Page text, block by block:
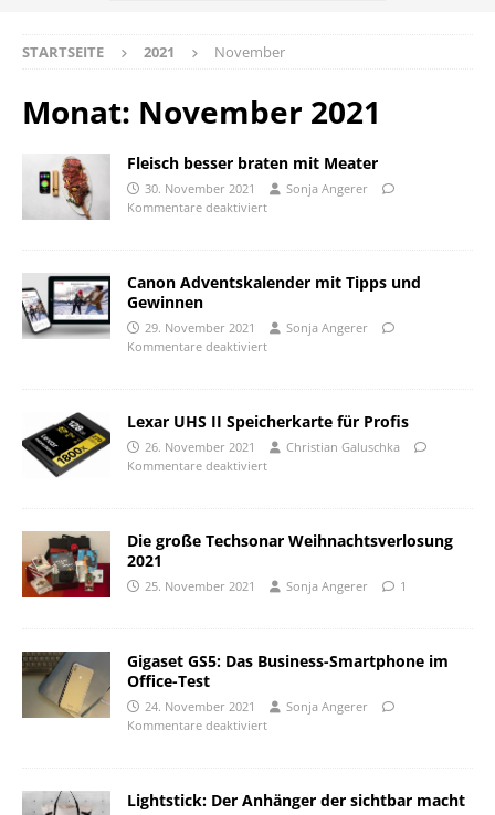
STARTSEITE 2021 November
Monat: November 2021
Fleisch besser braten mit Meater
30. November 2021
Sonja Angerer
Kommentare deaktiviert
Canon Adventskalender mit Tipps und
Gewinnen
29. November 2021
Sonja Angerer
Kommentare deaktiviert
Lexar UHS II Speicherkarte für Profis
26. November 2021
Christian Galuschka
Kommentare deaktiviert
Die große Techsonar Weihnachtsverlosung
2021
25. November 2021 Sonja Angerer 1
Gigaset GS5: Das Business-Smartphone im
Office-Test
24. November 2021
Sonja Angerer
Kommentare deaktiviert
Lightstick: Der Anhänger der sichtbar macht